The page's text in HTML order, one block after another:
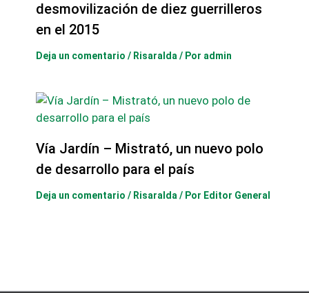
desmovilización de diez guerrilleros
en el 2015
Deja un comentario / Risaralda/ Por admin
Vía Jardín – Mistrató, un nuevo polo
de desarrollo para el país
Deja un comentario / Risaralda/ Por Editor General